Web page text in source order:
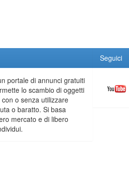
portale di annunci gratuiti
lo scambio di oggetti
o senza utilizzare
o baratto. Si basa
mercato e di libero
Seguici